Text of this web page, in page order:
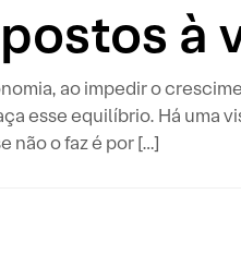
à
ao impedir o
esse equilíbrio. Há uma
não o faz é por […]